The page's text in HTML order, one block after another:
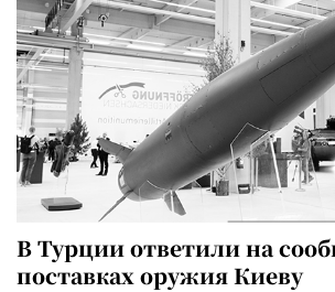
В Турции ответили на
поставках оружия Киеву